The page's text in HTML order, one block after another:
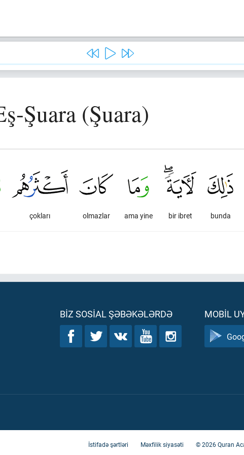
Şuara (Şuara)
bunda
bir ibret
ama yine
olmazlar
çokları
BIZ SOSIAL ŞƏBƏKƏLƏRDƏ MOBIL
İstifadə şərtləri Məxfilik siyasəti ©2026Quran